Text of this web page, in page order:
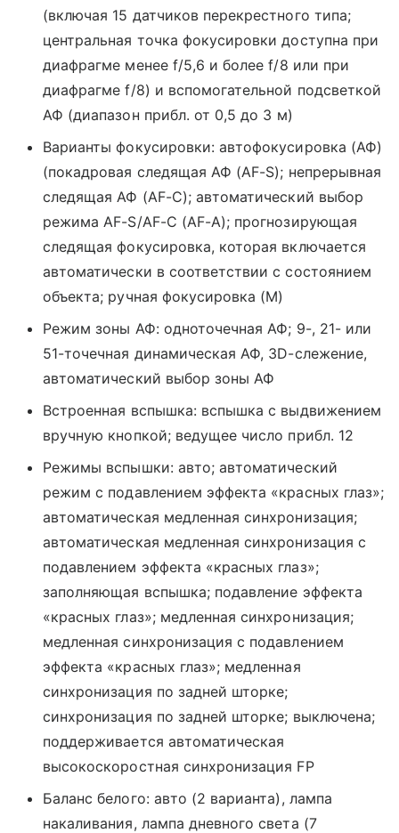
(включая 15 датчиков перекрестного типа;
центральная точка фокусировки доступна при
диафрагме менее f/5,6 и более f/8 или при
диафрагме f/8) и вспомогательной подсветкой
АФ (диапазон прибл. от 0,5 до 3 м)
Варианты фокусировки: автофокусировка (АФ)
(покадровая следящая АФ (AF-S); непрерывная
следящая АФ (AF-C); автоматический выбор
режима AF-S/AF-C (AF-A); прогнозирующая
следящая фокусировка, которая включается
автоматически в соответствии с состоянием
объекта; ручная фокусировка (М)
Режим зоны АФ: одноточечная АФ; 9-, 21- или
51-точечная динамическая АФ, 3D-слежение,
автоматический выбор зоны АФ
Встроенная вспышка: вспышка с выдвижением
вручную кнопкой; ведущее число прибл. 12
Режимы вспышки: авто; автоматический
режим с подавлением эффекта «красных глаз»;
автоматическая медленная синхронизация;
автоматическая медленная синхронизация с
подавлением эффекта «красных глаз»;
заполняющая вспышка; подавление эффекта
«красных глаз»; медленная синхронизация;
медленная синхронизация с подавлением
эффекта «красных глаз»; медленная
синхронизация по задней шторке;
синхронизация по задней шторке; выключена;
поддерживается автоматическая
высокоскоростная синхронизация FP
Баланс белого: авто (2 варианта), лампа
накаливания, лампа дневного света (7